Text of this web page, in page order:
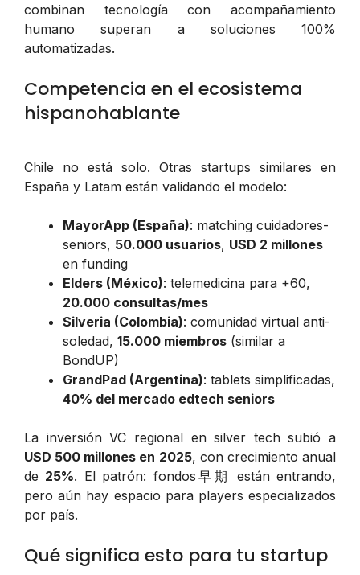
combinan tecnología con acompañamiento
humano superan a soluciones 100%
automatizadas.
Competencia en el ecosistema
hispanohablante
Chile no está solo. Otras startups similares en
España y Latam están validando el modelo:
MayorApp (España): matching cuidadores-
seniors, 50.000 usuarios, USD 2 millones
en funding
Elders (México): telemedicina para +60,
20.000 consultas/mes
Silveria (Colombia): comunidad virtual anti-
soledad, 15.000 miembros (similar a
BondUP)
GrandPad (Argentina): tablets simplificadas,
40% del mercado edtech seniors
La inversión VC regional en silver tech subió a
USD 500 millones en 2025, con crecimiento anual
de 25%. El patrón: fondos早期 están entrando,
pero aún hay espacio para players especializados
por país.
Qué significa esto para tu startup